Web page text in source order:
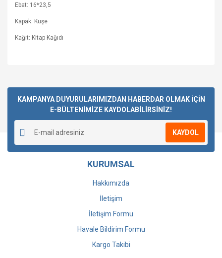
Ebat: 16*23,5
Kapak: Kuşe
Kağıt: Kitap Kağıdı
KAMPANYA DUYURULARIMIZDAN HABERDAR OLMAK İÇİN
E-BÜLTENİMİZE KAYDOLABİLİRSİNİZ!
KAYDOL
KURUMSAL
Hakkımızda
İletişim
İletişim Formu
Havale Bildirim Formu
Kargo Takibi